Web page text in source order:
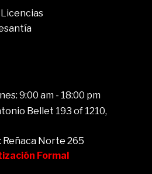
9:00 am - 18:00 pm
Bellet 193 of 1210,
Reñaca Norte 265
Formal